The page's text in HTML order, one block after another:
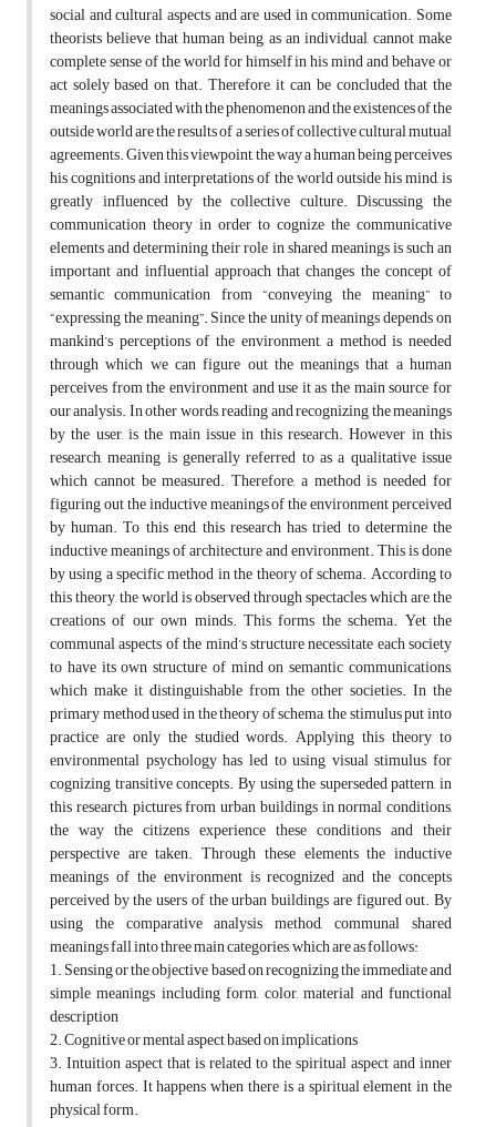
social and cultural aspects and are used in communication. Some
theorists believe that human being, as an individual, cannot make
complete sense of the world for himself in his mind and behave or
act solely based on that. Therefore, it can be concluded that the
meanings associated with the phenomenon and the existences of the
outside world are the results of a series of collective cultural mutual
agreements. Given this viewpoint, the way a human being perceives
his cognitions and interpretations of the world outside his mind, is
greatly influenced by the collective culture. Discussing the
communication theory in order to cognize the communicative
elements and determining their role in shared meanings is such an
important and influential approach that changes the concept of
semantic communication from “conveying the meaning” to
“expressing the meaning”. Since the unity of meanings depends on
mankind’s perceptions of the environment, a method is needed
through which we can figure out the meanings that a human
perceives from the environment and use it as the main source for
our analysis. In other words, reading and recognizing the meanings
by the user, is the main issue in this research. However in this
research, meaning is generally referred to as a qualitative issue
which cannot be measured. Therefore, a method is needed for
figuring out the inductive meanings of the environment perceived
by human. To this end, this research has tried to determine the
inductive meanings of architecture and environment. This is done
by using a specific method in the theory of schema. According to
this theory, the world is observed through spectacles which are the
creations of our own minds. This forms the schema. Yet the
communal aspects of the mind’s structure necessitate each society
to have its own structure of mind on semantic communications,
which make it distinguishable from the other societies. In the
primary method used in the theory of schema, the stimulus put into
practice are only the studied words. Applying this theory to
environmental psychology has led to using visual stimulus for
cognizing transitive concepts. By using the superseded pattern, in
this research, pictures from urban buildings in normal conditions,
the way the citizens experience these conditions and their
perspective are taken. Through these elements the inductive
meanings of the environment is recognized and the concepts
perceived by the users of the urban buildings are figured out. By
using the comparative analysis method, communal shared
meanings fall into three main categories, which are as follows:
1. Sensing or the objective based on recognizing the immediate and
simple meanings including form, color, material and functional
description
2. Cognitive or mental aspect based on implications
3. Intuition aspect that is related to the spiritual aspect and inner
human forces. It happens when there is a spiritual element in the
physical form.